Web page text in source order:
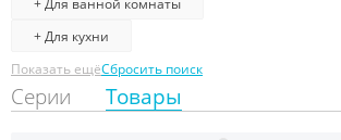
+ Для кухни
Показать ещёСбросить поиск
Серии Товары